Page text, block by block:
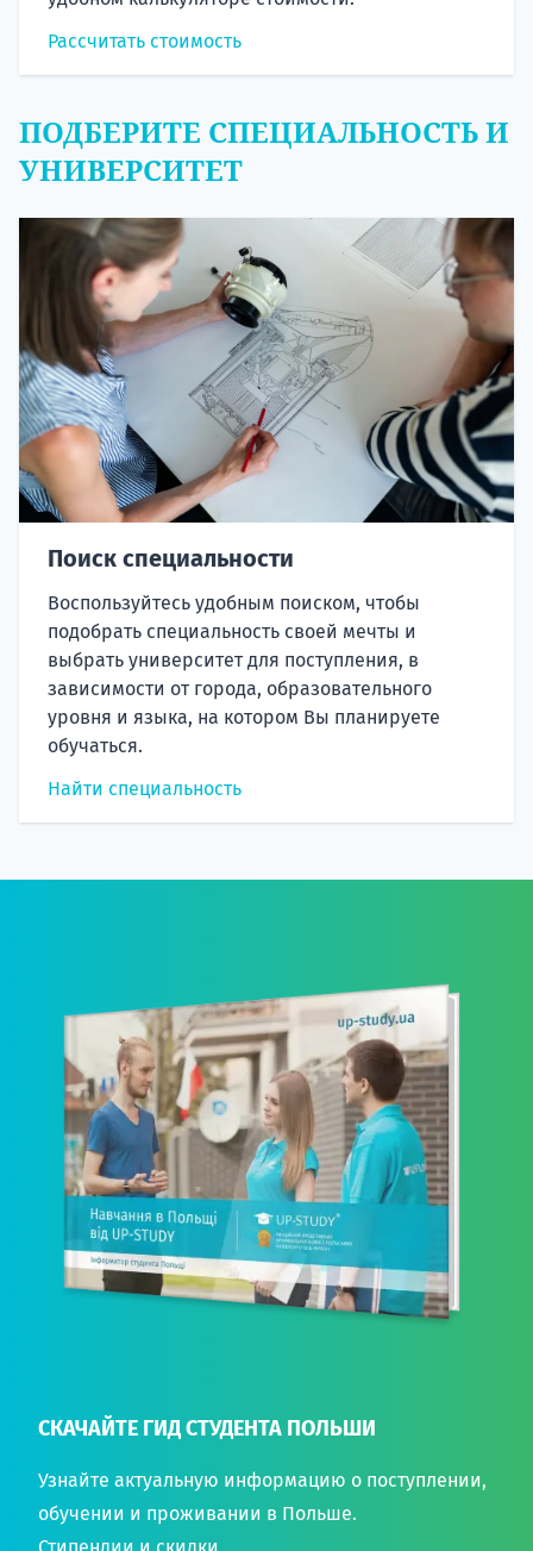
Рассчитать стоимость
ПОДБЕРИТЕ СПЕЦИАЛЬНОСТЬ И
УНИВЕРСИТЕТ
Поиск специальности
Воспользуйтесь удобным поиском, чтобы
подобрать специальность своей мечты и
выбрать университет для поступления, в
зависимости от города, образовательного
уровня и языка, на котором Вы планируете
обучаться.
Найти специальность
СКАЧАЙТЕ ГИД СТУДЕНТА ПОЛЬШИ
Узнайте актуальную информацию о поступлении,
обучении и проживании в Польше.